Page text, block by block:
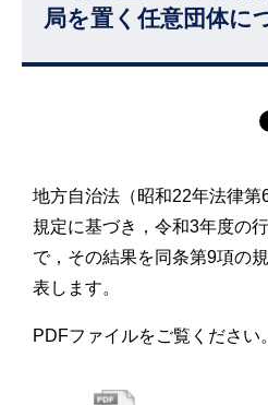
局を置く任意団体に
地方自治法（昭和22年法律
規定に基づき，令和3年度の
で，その結果を同条第9項の
表します。
PDFファイルをご覧ください。